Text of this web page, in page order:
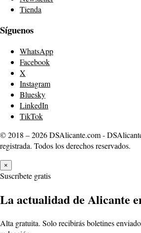
Tienda
Síguenos
WhatsApp
Facebook
X
Instagram
Bluesky
LinkedIn
TikTok
© 2018 – 2026 DSAlicante.com -
registrada. Todos los derechos reservados.
×
Suscríbete gratis
La actualidad de Alicante
Alta gratuita. Solo recibirás boletines